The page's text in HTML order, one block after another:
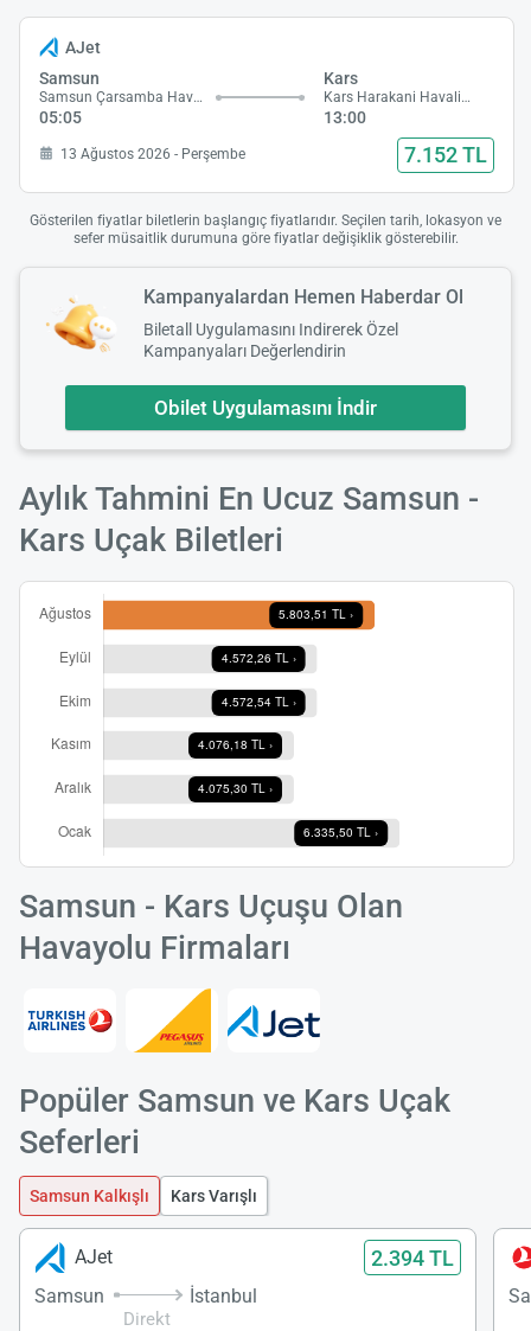
AJet
Samsun
Samsun Çarsamba Havalimanı
05:05
Kars
Kars Harakani Havalimanı
13:00
13 Ağustos 2026 - Perşembe 7.152 TL
Gösterilen fiyatlar biletlerin başlangıç fiyatlarıdır. Seçilen tarih, lokasyon ve
sefer müsaitlik durumuna göre fiyatlar değişiklik gösterebilir.
Kampanyalardan Hemen Haberdar Ol
Biletall Uygulamasını Indirerek Özel
Kampanyaları Değerlendirin
Obilet Uygulamasını İndir
Aylık Tahmini En Ucuz Samsun -
Kars Uçak Biletleri
Samsun - Kars Uçuşu Olan
Havayolu Firmaları
Popüler Samsun ve Kars Uçak
Seferleri
Samsun Kalkışlı Kars Varışlı
AJet 2.394 TL
Samsun
Direkt
İstanbul